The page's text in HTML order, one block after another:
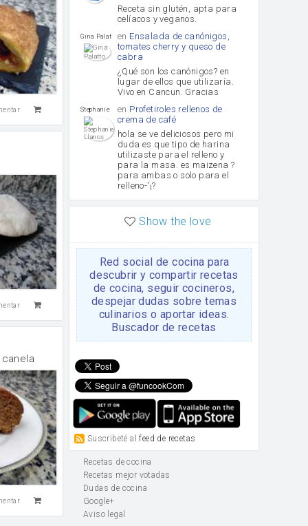
Receta sin glutén, apta para
celíacos y veganos.
Gina Palatto en Ensalada de canónigos,
tomates cherry y queso de
cabra
¿Qué son los canónigos? en
lugar de ellos que utilizaría.
Vivo en Cancun. Gracias
Stephanie Llanos
en Profetiroles rellenos de
crema de café
hola se ve deliciosos pero mi
duda es que tipo de harina
utilizaste para el relleno y
para la masa. es maizena ?
para ambas o solo para el
relleno-'¡?
Show the love
Red social de cocina para
descubrir y compartir recetas
de cocina, seguir cocineros,
despejar dudas sobre temas
culinarios o aportar ideas.
Buscador de recetas
Suscribeté alfeed de recetas
Recetas de cocina
Recetas mejor votadas
Dudas de cocina
Google+
Aviso legal